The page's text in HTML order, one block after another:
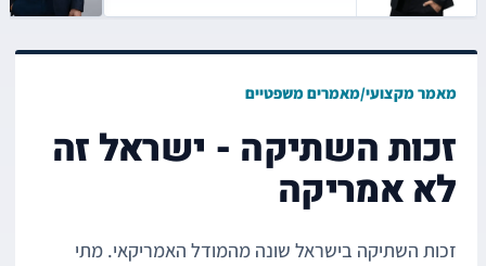
מאמר מקצועי/מאמרים משפטיים
זכות השתיקה - ישראל זה
לא אמריקה
זכות השתיקה בישראל שונה מהמודל האמריקאי. מתי